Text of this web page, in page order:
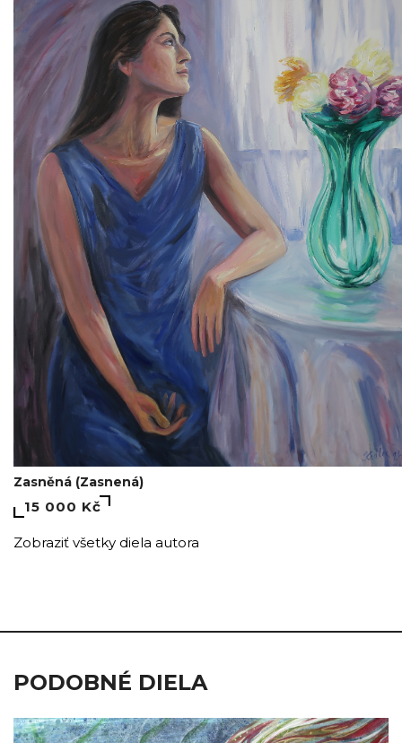
Zasněná (Zasnená)
15 000 Kč
Zobraziť všetky diela autora
PODOBNÉ DIELA